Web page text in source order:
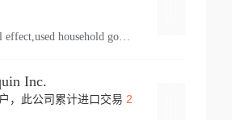
personal effect,used household goods
Inc.
，此公司累计进口交易 2